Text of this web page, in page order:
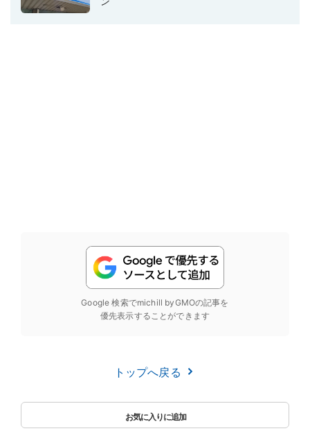
Google 検索でmichill byGMOの記事を
優先表示することができます
トップへ戻る